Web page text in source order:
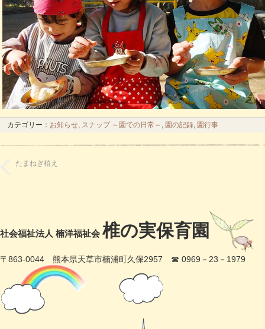
カテゴリー： お知らせ, スナップ ～園での日常～ , 園の記録, 園行事
たまねぎ植え
社会福祉法人 楠洋福祉会 椎の実保育園
〒863-0044 熊本県天草市楠浦町久保2957 ☎ 0969－23－1979